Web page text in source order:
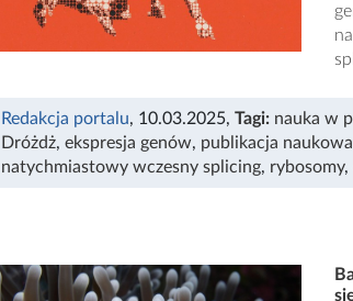
Redakcja portalu, 10.03.2025, Tagi: nauka w
Dróżdż, ekspresja genów, publikacja naukowa
natychmiastowy wczesny splicing, rybosomy,